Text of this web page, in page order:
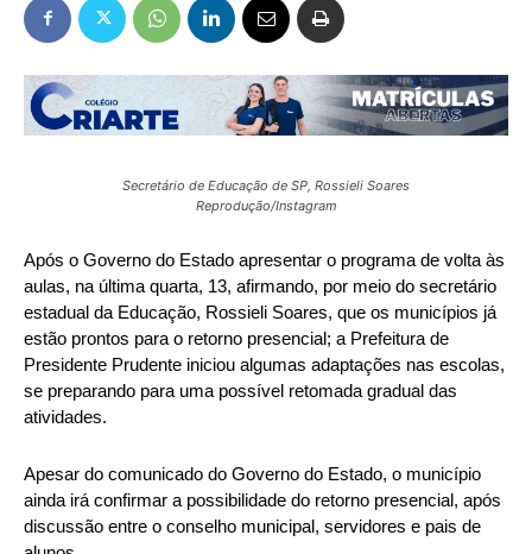
Secretário de Educação de SP, Rossieli Soares
Reprodução/Instagram
Após o Governo do Estado apresentar o programa de volta às
aulas, na última quarta, 13, afirmando, por meio do secretário
estadual da Educação, Rossieli Soares, que os municípios já
estão prontos para o retorno presencial; a Prefeitura de
Presidente Prudente iniciou algumas adaptações nas escolas,
se preparando para uma possível retomada gradual das
atividades.
Apesar do comunicado do Governo do Estado, o município
ainda irá confirmar a possibilidade do retorno presencial, após
discussão entre o conselho municipal, servidores e pais de